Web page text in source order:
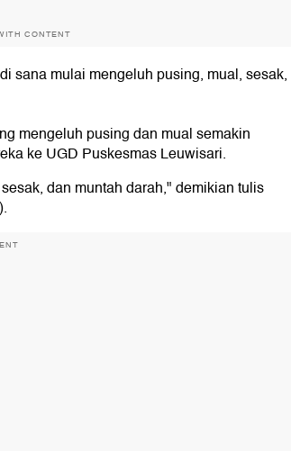
CONTENT
sana mulai mengeluh pusing, mual, sesak,
mengeluh pusing dan mual semakin
ke UGD Puskesmas Leuwisari.
dan muntah darah," demikian tulis